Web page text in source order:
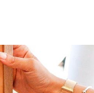
café de
pause
tous